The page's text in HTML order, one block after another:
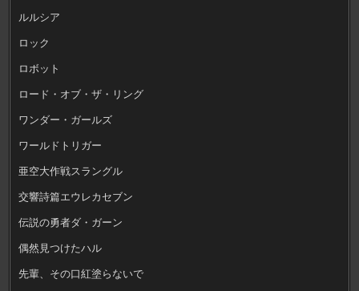
ルルシア
ロック
ロボット
ロード・オブ・ザ・リング
ワンダー・ガールズ
ワールドトリガー
亜空大作戦スラングル
交響詩篇エウレカセブン
伝説の勇者ダ・ガーン
偶然見つけたハル
先輩、その口紅塗らないで